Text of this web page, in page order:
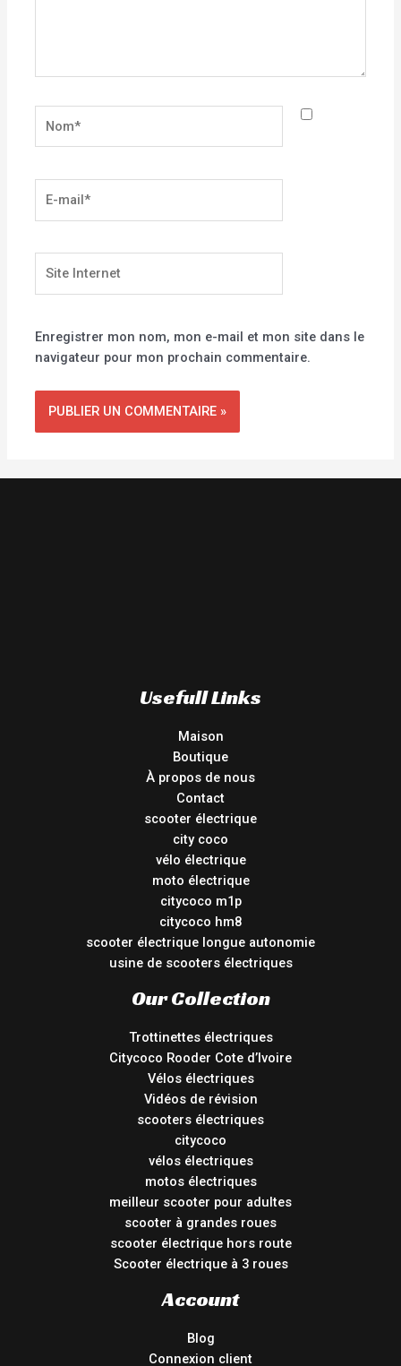
mail*
Internet
Enregistrer mon nom, mon e-mail et mon site dans le
navigateur pour mon prochain commentaire.
Usefull Links
Maison
Boutique
À propos de nous
Contact
scooter électrique
city coco
vélo électrique
moto électrique
citycoco m1p
citycoco hm8
scooter électrique longue autonomie
usine de scooters électriques
Our Collection
Trottinettes électriques
Citycoco Rooder Cote d’Ivoire
Vélos électriques
Vidéos de révision
scooters électriques
citycoco
vélos électriques
motos électriques
meilleur scooter pour adultes
scooter à grandes roues
scooter électrique hors route
Scooter électrique à 3 roues
Account
Blog
Connexion client